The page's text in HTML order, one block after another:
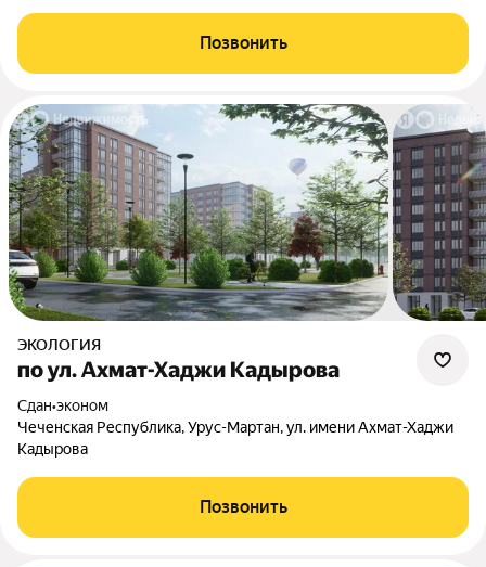
Позвонить
ЭКОЛОГИЯ
по ул. Ахмат-Хаджи Кадырова
Сдан•эконом
Чеченская Республика, Урус-Мартан, ул. имени Ахмат-Хаджи
Кадырова
Позвонить